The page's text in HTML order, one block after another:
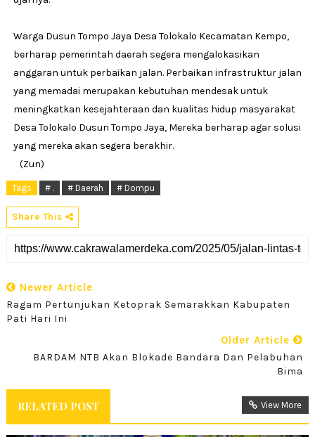
Warga Dusun Tompo Jaya Desa Tolokalo Kecamatan Kempo,
berharap pemerintah daerah segera mengalokasikan
anggaran untuk perbaikan jalan. Perbaikan infrastruktur jalan
yang memadai merupakan kebutuhan mendesak untuk
meningkatkan kesejahteraan dan kualitas hidup masyarakat
Desa Tolokalo Dusun Tompo Jaya, Mereka berharap agar solusi
yang mereka akan segera berakhir.
(Zun)
Tags # . # Daerah # Dompu
Share This
Newer Article
Ragam Pertunjukan Ketoprak Semarakkan Kabupaten
Pati Hari Ini
Older Article
BARDAM NTB Akan Blokade Bandara Dan Pelabuhan
Bima
RELATED POST View More